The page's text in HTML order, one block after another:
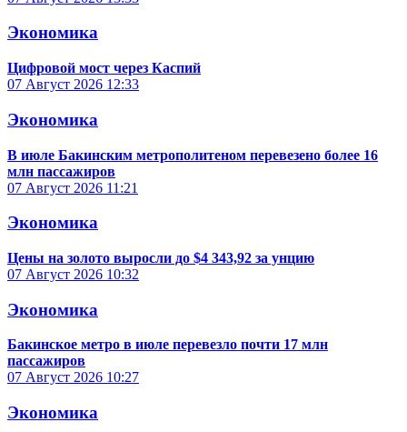
Экономика
Цифровой мост через Каспий
07 Август 2026 12:33
Экономика
В июле Бакинским метрополитеном перевезено более 16
млн пассажиров
07 Август 2026 11:21
Экономика
Цены на золото выросли до $4 343,92 за унцию
07 Август 2026 10:32
Экономика
Бакинское метро в июле перевезло почти 17 млн
пассажиров
07 Август 2026 10:27
Экономика